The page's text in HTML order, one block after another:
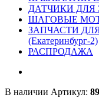
ДАТЧИКИ ДЛЯ
ШАГОВЫЕ
ЗАПЧАСТИ
(Екатеринбург-2)
РАСПРОДАЖА
В наличии Артикул: